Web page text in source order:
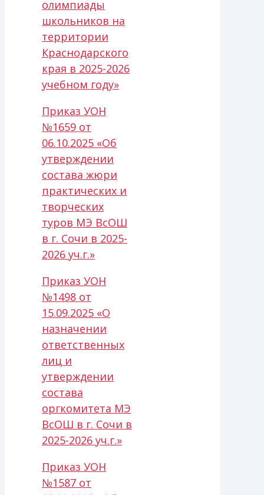
олимпиады
школьников на
территории
Краснодарского
края в 2025-2026
учебном году»
Приказ УОН
№1659 от
06.10.2025 «Об
утверждении
состава жюри
практических и
творческих
туров МЭ ВсОШ
в г. Сочи в 2025-
2026 уч.г.»
Приказ УОН
№1498 от
15.09.2025 «О
назначении
ответственных
лиц и
утверждении
состава
оргкомитета МЭ
ВсОШ в г. Сочи в
2025-2026 уч.г.»
Приказ УОН
№1587 от